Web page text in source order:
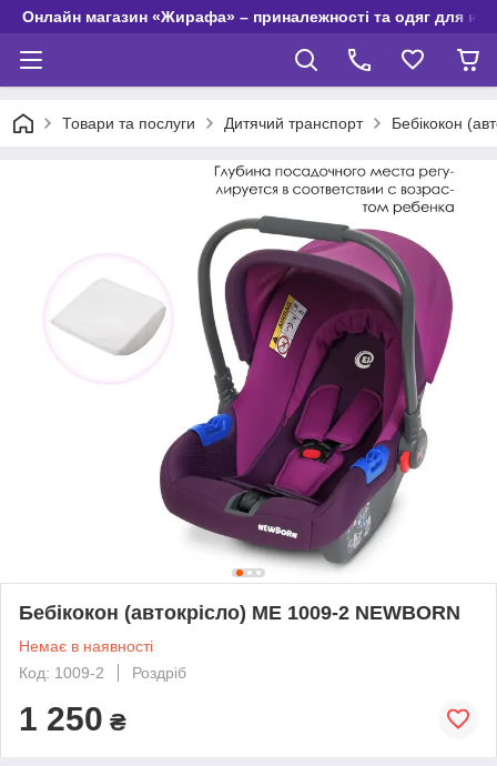
Онлайн магазин «Жирафа» – приналежності та одяг для
Товари та послуги Дитячий транспорт Бебікокон
Бебікокон (автокрісло) ME 1009-2 NEWBORN
Немає в наявності
Код: 1009-2
Роздріб
1 250 ₴